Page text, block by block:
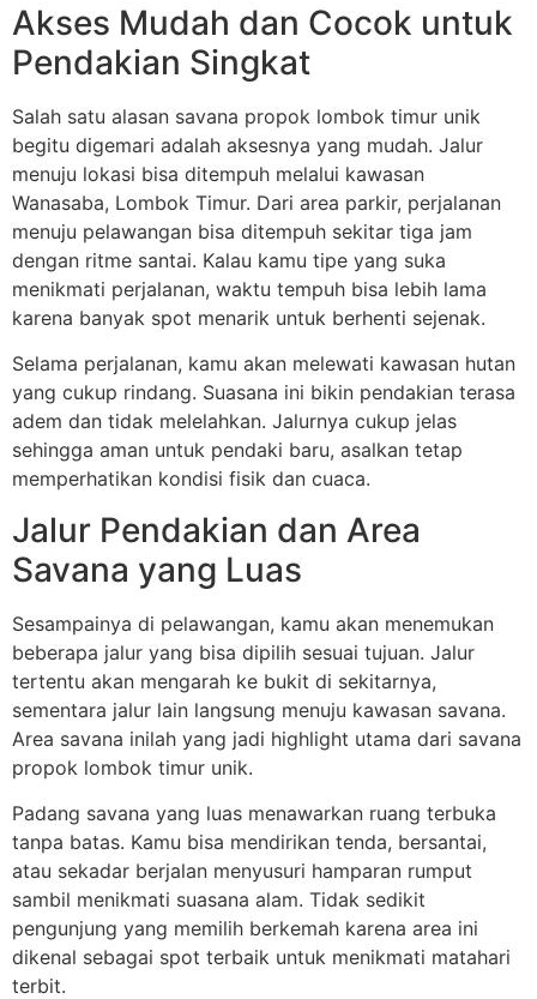
Akses Mudah dan Cocok untuk
Pendakian Singkat
Salah satu alasan savana propok lombok timur unik
begitu digemari adalah aksesnya yang mudah. Jalur
menuju lokasi bisa ditempuh melalui kawasan
Wanasaba, Lombok Timur. Dari area parkir, perjalanan
menuju pelawangan bisa ditempuh sekitar tiga jam
dengan ritme santai. Kalau kamu tipe yang suka
menikmati perjalanan, waktu tempuh bisa lebih lama
karena banyak spot menarik untuk berhenti sejenak.
Selama perjalanan, kamu akan melewati kawasan hutan
yang cukup rindang. Suasana ini bikin pendakian terasa
adem dan tidak melelahkan. Jalurnya cukup jelas
sehingga aman untuk pendaki baru, asalkan tetap
memperhatikan kondisi fisik dan cuaca.
Jalur Pendakian dan Area
Savana yang Luas
Sesampainya di pelawangan, kamu akan menemukan
beberapa jalur yang bisa dipilih sesuai tujuan. Jalur
tertentu akan mengarah ke bukit di sekitarnya,
sementara jalur lain langsung menuju kawasan savana.
Area savana inilah yang jadi highlight utama dari savana
propok lombok timur unik.
Padang savana yang luas menawarkan ruang terbuka
tanpa batas. Kamu bisa mendirikan tenda, bersantai,
atau sekadar berjalan menyusuri hamparan rumput
sambil menikmati suasana alam. Tidak sedikit
pengunjung yang memilih berkemah karena area ini
dikenal sebagai spot terbaik untuk menikmati matahari
terbit.